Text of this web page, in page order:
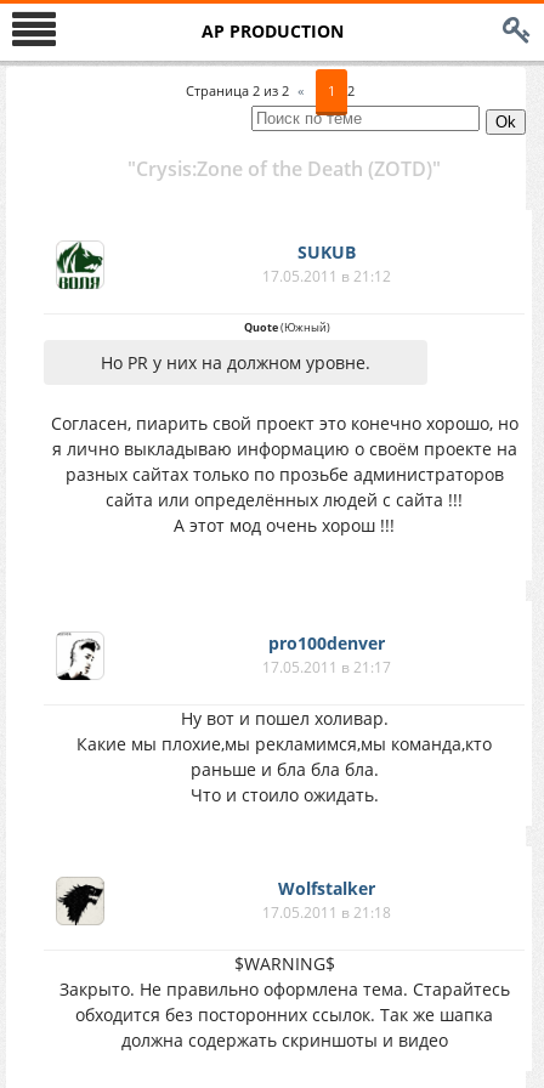
AP PRODUCTION
Страница 2 из 2 « 1 2
"Crysis:Zone of the Death (ZOTD)″
SUKUB
17.05.2011 в 21:12
Quote(Южный)
Но PR у них на должном уровне.
Согласен, пиарить свой проект это конечно хорошо, но
я лично выкладываю информацию о своём проекте на
разных сайтах только по прозьбе администраторов
сайта или определённых людей с сайта !!!
А этот мод очень хорош !!!
pro100denver
17.05.2011 в 21:17
Ну вот и пошел холивар.
Какие мы плохие,мы рекламимся,мы команда,кто
раньше и бла бла бла.
Что и стоило ожидать.
Wolfstalker
17.05.2011 в 21:18
$WARNING$
Закрыто. Не правильно оформлена тема. Старайтесь
обходится без посторонних ссылок. Так же шапка
должна содержать скриншоты и видео